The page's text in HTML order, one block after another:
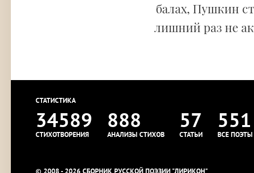
балах, Пушкин
лишний раз не
СТАТИСТИКА
34589
СТИХОТВОРЕНИЯ
888
АНАЛИЗЫ СТИХОВ
57
СТАТЬИ
551
ВСЕ ПОЭТЫ
© 2008 - 2026 СБОРНИК РУССКОЙ ПОЭЗИИ "ЛИРИКОН"